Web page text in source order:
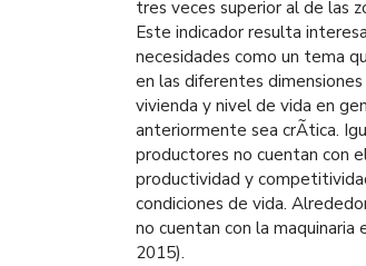
tres veces superior al de las
Este indicador resulta
necesidades como un tema
en las diferentes dimensiones
vivienda y nivel de vida en
anteriormente sea crÃ­tica.
productores no cuentan con
productividad y
condiciones de vida.
no cuentan con la maquinaria
2015).